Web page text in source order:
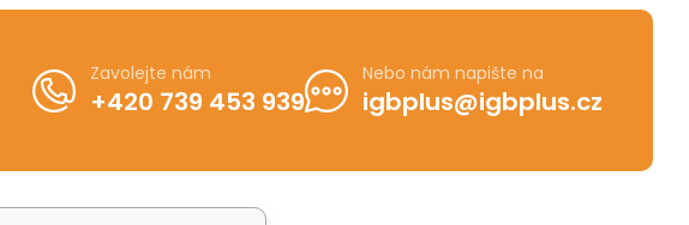
Zavolejte nám
+420 739 453 939
Nebo nám napište na
igbplus@igbplus.cz